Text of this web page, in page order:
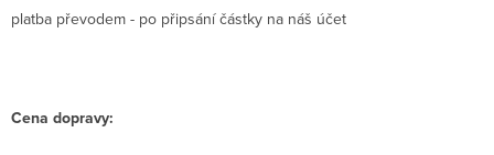
platba převodem - po připsání částky na náš účet
Cena dopravy: